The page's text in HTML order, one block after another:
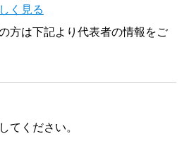
く見る
方は下記より代表者の情報をご
てください。